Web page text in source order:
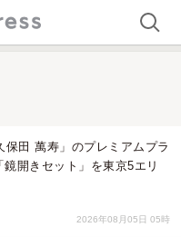
保田 萬寿」のプレミアムプラ
開きセット」を東京5エリ
2026年08月05日 05時